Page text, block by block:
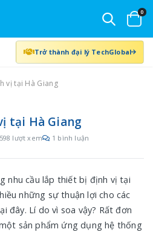
0
Trở thành đại lý TechGlobal
vị tại Hà Giang
tại Hà Giang
lượt xem 1 bình luận
nhu cầu lắp thiết bị định vị tại
những sự thuận lợi cho các
đây. Lí do vì soa vậy? Rất đơn
sản phẩm ứng dụng hệ thống